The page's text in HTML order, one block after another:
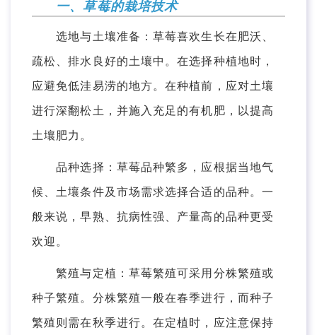
一、草莓的栽培技术
选地与土壤准备：草莓喜欢生长在肥沃、
疏松、排水良好的土壤中。在选择种植地时，
应避免低洼易涝的地方。在种植前，应对土壤
进行深翻松土，并施入充足的有机肥，以提高
土壤肥力。
品种选择：草莓品种繁多，应根据当地气
候、土壤条件及市场需求选择合适的品种。一
般来说，早熟、抗病性强、产量高的品种更受
欢迎。
繁殖与定植：草莓繁殖可采用分株繁殖或
种子繁殖。分株繁殖一般在春季进行，而种子
繁殖则需在秋季进行。在定植时，应注意保持